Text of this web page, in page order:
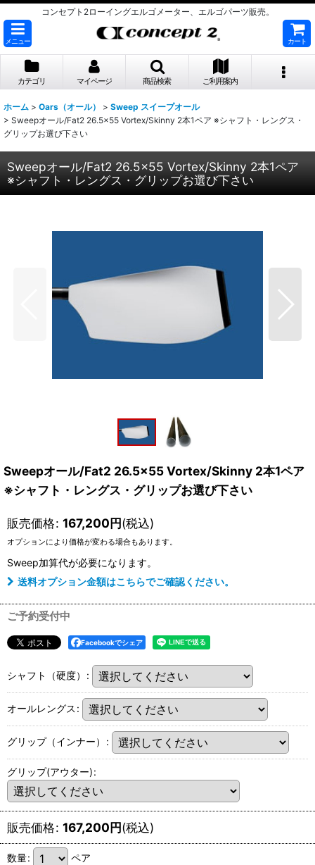
コンセプト2ローイングエルゴメーター、エルゴパーツ販売。
メニュー カート
カテゴリ マイページ 商品検索 ご利用案内
ホーム > Oars（オール） > Sweep スイープオール
> Sweepオール/Fat2 26.5×55 Vortex/Skinny 2本1ペア ※シャフト・レングス・
グリップお選び下さい
Sweepオール/Fat2 26.5×55 Vortex/Skinny 2本1ペア
※シャフト・レングス・グリップお選び下さい
Sweepオール/Fat2 26.5×55 Vortex/Skinny 2本1ペア
※シャフト・レングス・グリップお選び下さい
販売価格: 167,200円(税込)
オプションにより価格が変わる場合もあります。
Sweep加算代が必要になります。
送料オプション金額はこちらでご確認ください。
ご予約受付中
Facebookでシェア
シャフト（硬度） :
オールレングス :
グリップ（インナー） :
グリップ(アウター):
販売価格: 167,200円(税込)
数量: ペア